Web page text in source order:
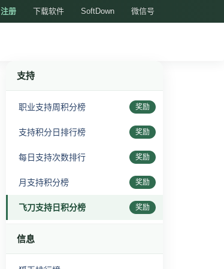
注册 下载软件 SoftDown 微信号
支持
职业支持周积分榜 奖励
支持积分日排行榜 奖励
每日支持次数排行 奖励
月支持积分榜 奖励
飞刀支持日积分榜 奖励
信息